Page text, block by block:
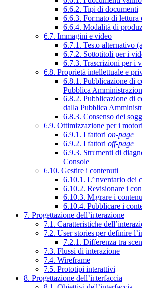
6.6.2. Tipi di documenti
6.6.3. Formato di lettura
6.6.4. Modalità di
6.7. Immagini e video
6.7.1. Testo alternativo
6.7.2. Sottotitoli per i
6.7.3. Trascrizioni per i
6.8. Proprietà intellettuale e
6.8.1. Pubblicazione di
Pubblica
6.8.2. Pubblicazione di
dalla Pubblica
6.8.3. Consenso dei
6.9. Ottimizzazione per i
6.9.1. I fattori on-page
6.9.2. I fattori off-page
6.9.3. Strumenti di
Console
6.10. Gestire i contenuti
6.10.1. L’inventario dei
6.10.2. Revisionare i
6.10.3. Migrare i
6.10.4. Pubblicare i
7. Progettazione dell’interazione
7.1. Caratteristiche
7.2. User stories per definire
7.2.1. Differenza tra
7.3. Flussi di interazione
7.4. Wireframe
7.5. Prototipi interattivi
8. Progettazione dell’interfaccia